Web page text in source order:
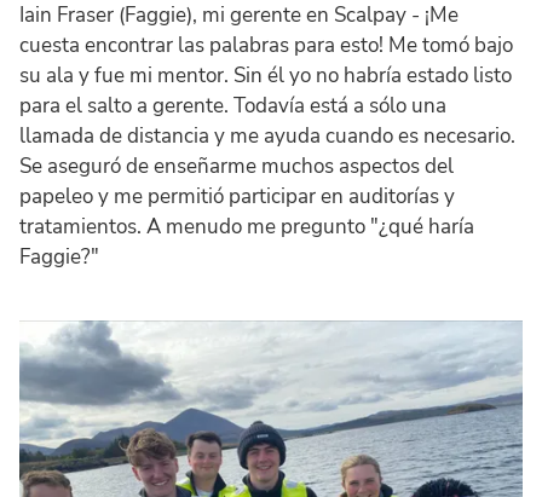
Iain Fraser (Faggie), mi gerente en Scalpay - ¡Me
cuesta encontrar las palabras para esto! Me tomó bajo
su ala y fue mi mentor. Sin él yo no habría estado listo
para el salto a gerente. Todavía está a sólo una
llamada de distancia y me ayuda cuando es necesario.
Se aseguró de enseñarme muchos aspectos del
papeleo y me permitió participar en auditorías y
tratamientos. A menudo me pregunto "¿qué haría
Faggie?"